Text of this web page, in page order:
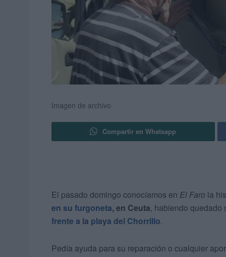
Imagen de archivo
Compartir en Whatsapp
El pasado domingo conocíamos en El Faro la
en su furgoneta, en Ceuta, habiendo quedado
frente a la playa del Chorrillo.
Pedía ayuda para su reparación o cualquier